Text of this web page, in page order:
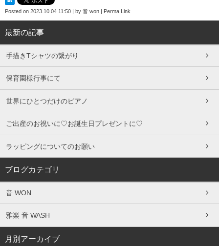
Posted on 2023.10.04 11:50 by 音 won Perma Link
最新の記事
手描きTシャツの繋がり
保育園様行事にて
世界にひとつだけのピアノ
ご出産のお祝いに♡お誕生日プレゼントに♡
ラッピングについてのお願い
ブログカテゴリ
音 WON
雅楽 音 WASH
月別アーカイブ